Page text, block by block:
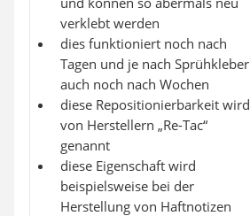
verklebt werden
dies funktioniert noch nach
Tagen und je nach Sprühkleber
auch noch nach Wochen
diese Repositionierbarkeit wird
von Herstellern „Re-Tac“
genannt
diese Eigenschaft wird
beispielsweise bei der
Herstellung von Haftnotizen